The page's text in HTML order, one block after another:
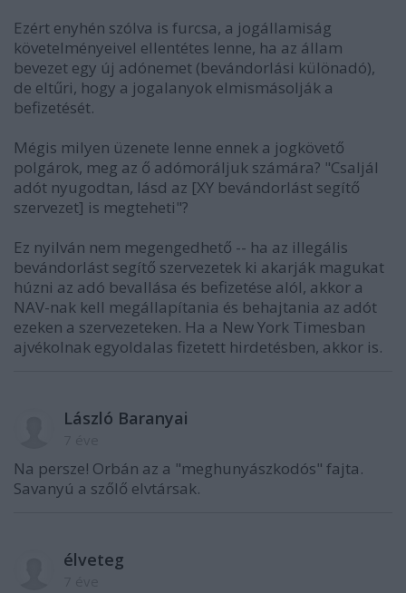
Ezért enyhén szólva is furcsa, a jogállamiság
követelményeivel ellentétes lenne, ha az állam
bevezet egy új adónemet (bevándorlási különadó),
de eltűri, hogy a jogalanyok elmismásolják a
befizetését.
Mégis milyen üzenete lenne ennek a jogkövető
polgárok, meg az ő adómoráljuk számára? "Csaljál
adót nyugodtan, lásd az [XY bevándorlást segítő
szervezet] is megteheti"?
Ez nyilván nem megengedhető -- ha az illegális
bevándorlást segítő szervezetek ki akarják magukat
húzni az adó bevallása és befizetése alól, akkor a
NAV-nak kell megállapítania és behajtania az adót
ezeken a szervezeteken. Ha a New York Timesban
ajvékolnak egyoldalas fizetett hirdetésben, akkor is.
László Baranyai
Na persze! Orbán az a "meghunyászkodós" fajta.
Savanyú a szőlő elvtársak.
élveteg